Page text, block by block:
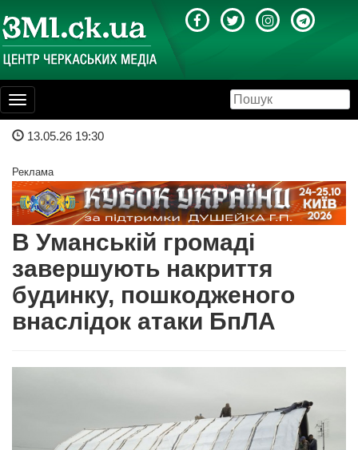
Toggle
navigation
13.05.26 19:30
Реклама
В Уманській громаді
завершують накриття
будинку, пошкодженого
внаслідок атаки БпЛА